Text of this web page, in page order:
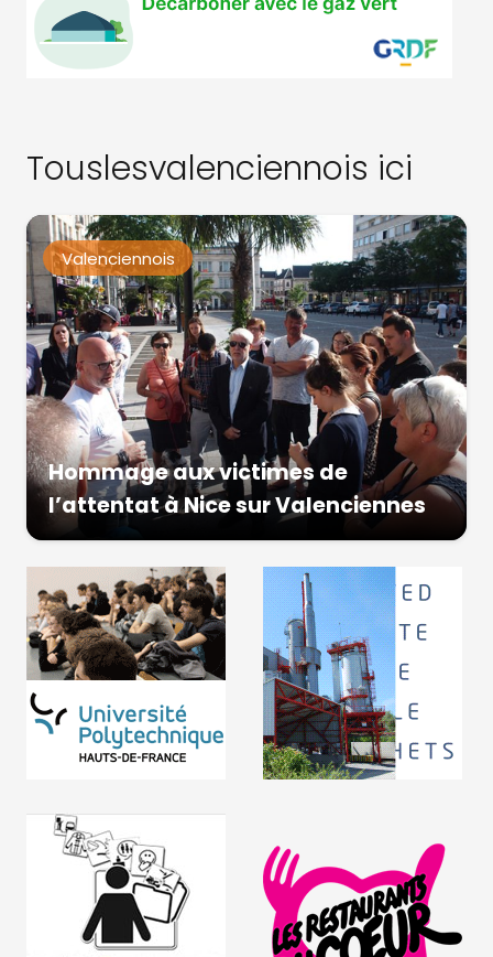
Touslesvalenciennois ici
Valenciennois
Hommage aux victimes de
l’attentat à Nice sur Valenciennes